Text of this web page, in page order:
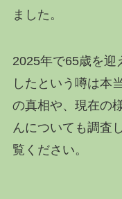
ました。
2025年で65歳を迎
したという噂は本
の真相や、現在の
んについても調査
覧ください。